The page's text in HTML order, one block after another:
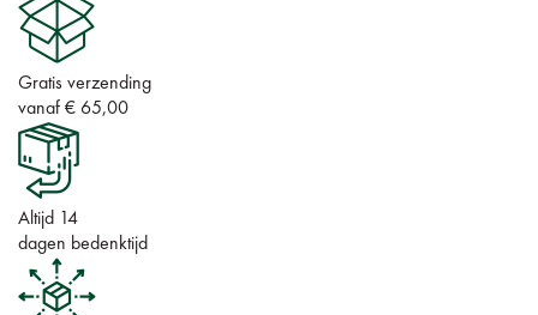
Gratis verzending
vanaf € 65,00
Altijd 14
dagen bedenktijd